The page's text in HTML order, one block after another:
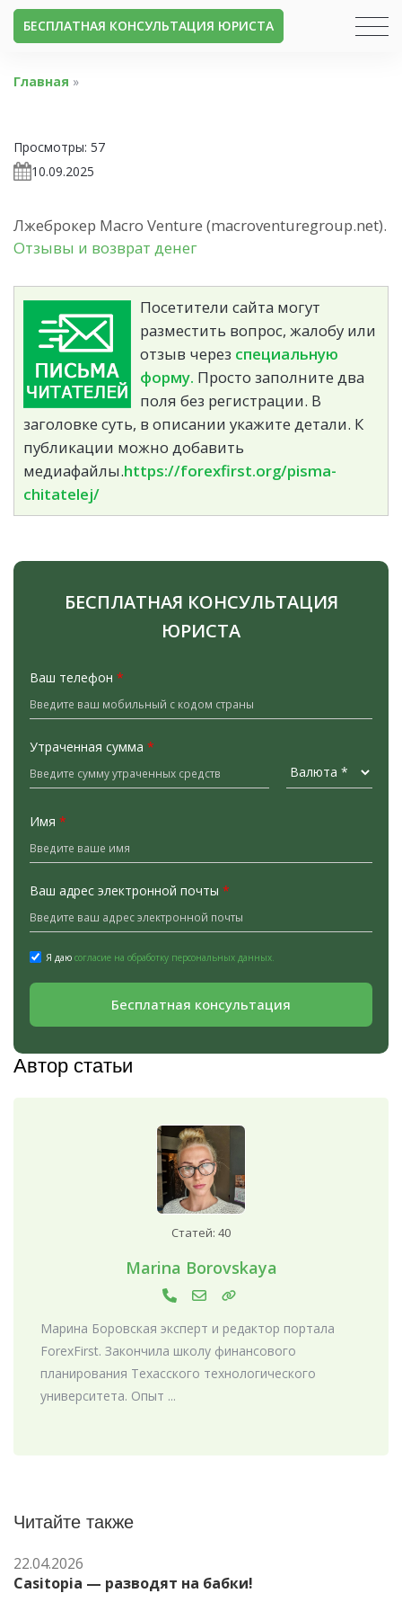
БЕСПЛАТНАЯ КОНСУЛЬТАЦИЯ ЮРИСТА
Главная »
Просмотры: 57
10.09.2025
Лжеброкер Macro Venture (macroventuregroup.net).
Отзывы и возврат денег
Посетители сайта могут
разместить вопрос, жалобу или
отзыв через специальную
форму. Просто заполните два
поля без регистрации. В
заголовке суть, в описании укажите детали. К
публикации можно добавить
медиафайлы.https://forexfirst.org/pisma-
chitatelej/
БЕСПЛАТНАЯ КОНСУЛЬТАЦИЯ
ЮРИСТА
Ваш телефон *
Утраченная сумма *
Имя *
Ваш адрес электронной почты *
Я даю согласие на обработку персональных данных.
Бесплатная консультация
Автор статьи
Статей: 40
Marina Borovskaya
Марина Боровская эксперт и редактор портала
ForexFirst. Закончила школу финансового
планирования Техасского технологического
университета. Опыт ...
Читайте также
22.04.2026
Casitopia — разводят на бабки!